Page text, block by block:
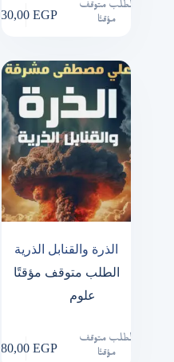
430,00EGP
الطلب متوقف
مؤقتًا
الذرة والقنابل الذرية
الطلب متوقف مؤقتًا
علوم
180,00EGP
الطلب متوقف
مؤقتًا